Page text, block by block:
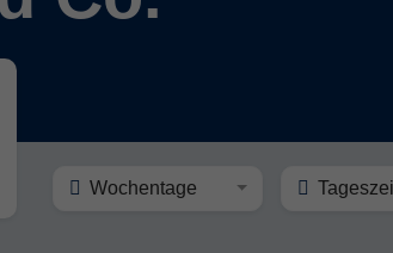
Wochentage